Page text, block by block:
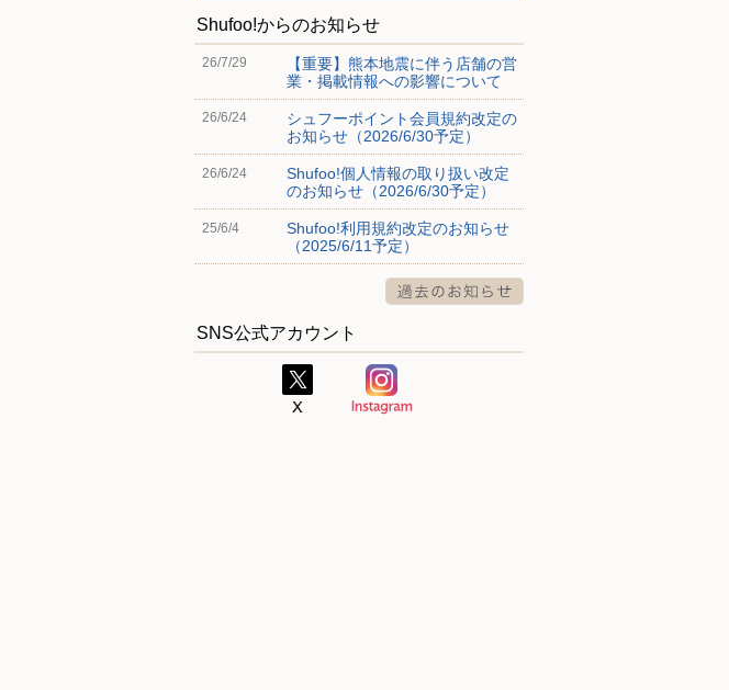
Shufoo!からのお知らせ
26/7/29
【重要】熊本地震に伴う店舗の営
業・掲載情報への影響について
26/6/24
シュフーポイント会員規約改定の
お知らせ（2026/6/30予定）
26/6/24
Shufoo!個人情報の取り扱い改定
のお知らせ（2026/6/30予定）
25/6/4
Shufoo!利用規約改定のお知らせ
（2025/6/11予定）
SNS公式アカウント